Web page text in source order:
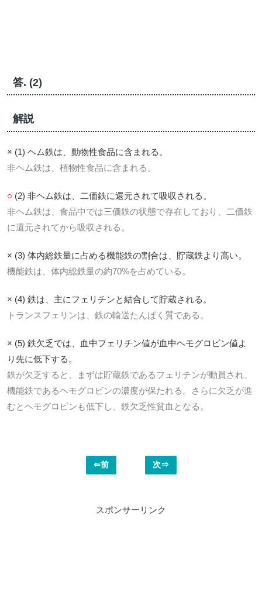
答. (2)
解説
× (1) ヘム鉄は、動物性食品に含まれる。
非ヘム鉄は、植物性食品に含まれる。
○ (2) 非ヘム鉄は、二価鉄に還元されて吸収される。
非ヘム鉄は、食品中では三価鉄の状態で存在しており、二価鉄
に還元されてから吸収される。
× (3) 体内総鉄量に占める機能鉄の割合は、貯蔵鉄より高い。
機能鉄は、体内総鉄量の約70%を占めている。
× (4) 鉄は、主にフェリチンと結合して貯蔵される。
トランスフェリンは、鉄の輸送たんぱく質である。
× (5) 鉄欠乏では、血中フェリチン値が血中ヘモグロビン値よ
り先に低下する。
鉄が欠乏すると、まずは貯蔵鉄であるフェリチンが動員され、
機能鉄であるヘモグロビンの濃度が保たれる。さらに欠乏が進
むとヘモグロビンも低下し、鉄欠乏性貧血となる。
⇐前 次⇒
スポンサーリンク